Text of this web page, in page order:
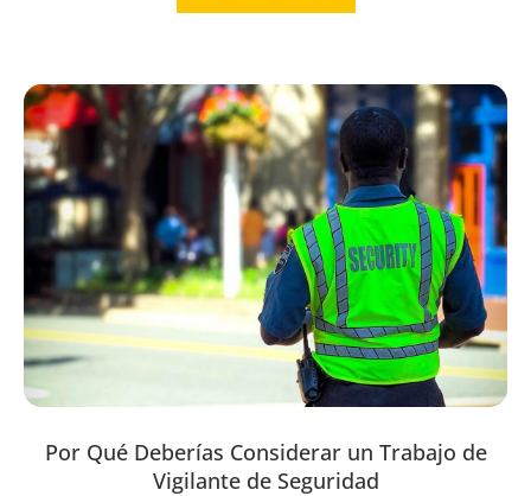
Por Qué Deberías Considerar un Trabajo de
Vigilante de Seguridad